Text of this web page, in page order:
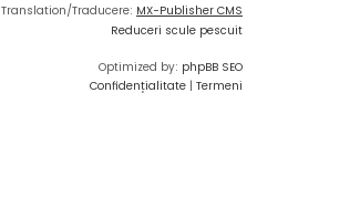
Translation/Traducere: MX-Publisher CMS
Reduceri scule pescuit
Optimized by: phpBB SEO
Confidențialitate | Termeni